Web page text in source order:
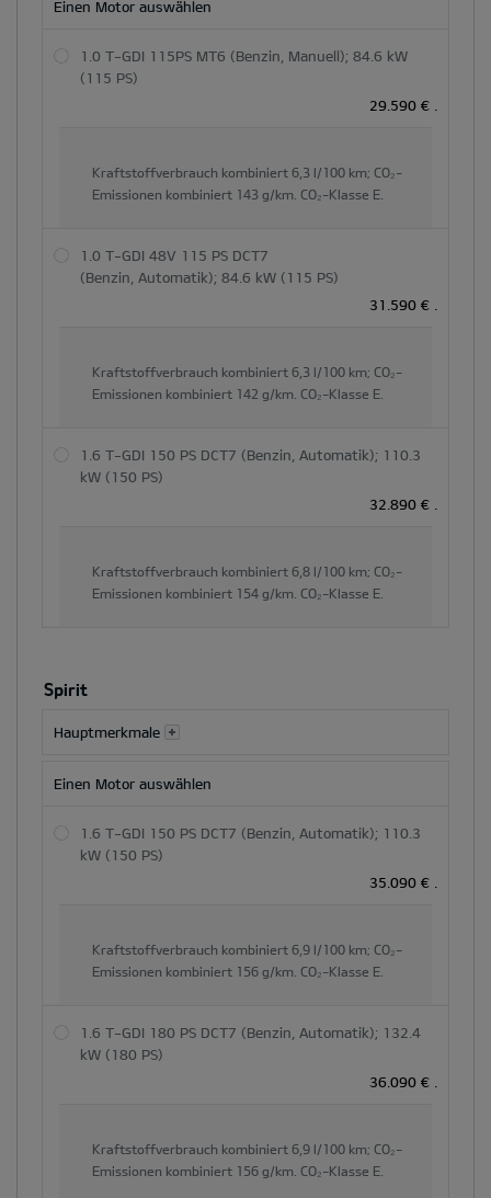
Einen Motor auswählen
1.0 T-GDI 115PS MT6 (Benzin, Manuell); 84.6 kW
(115 PS)
29.590 €
Kraftstoffverbrauch kombiniert 6,3 l/100 km; CO₂-
Emissionen kombiniert 143 g/km. CO₂-Klasse E.
1.0 T-GDI 48V 115 PS DCT7
(Benzin, Automatik); 84.6 kW (115 PS)
31.590 €
Kraftstoffverbrauch kombiniert 6,3 l/100 km; CO₂-
Emissionen kombiniert 142 g/km. CO₂-Klasse E.
1.6 T-GDI 150 PS DCT7 (Benzin, Automatik); 110.3
kW (150 PS)
32.890 €
Kraftstoffverbrauch kombiniert 6,8 l/100 km; CO₂-
Emissionen kombiniert 154 g/km. CO₂-Klasse E.
Spirit
Hauptmerkmale
Einen Motor auswählen
1.6 T-GDI 150 PS DCT7 (Benzin, Automatik); 110.3
kW (150 PS)
35.090 €
Kraftstoffverbrauch kombiniert 6,9 l/100 km; CO₂-
Emissionen kombiniert 156 g/km. CO₂-Klasse E.
1.6 T-GDI 180 PS DCT7 (Benzin, Automatik); 132.4
kW (180 PS)
36.090 €
Kraftstoffverbrauch kombiniert 6,9 l/100 km; CO₂-
Emissionen kombiniert 156 g/km. CO₂-Klasse E.